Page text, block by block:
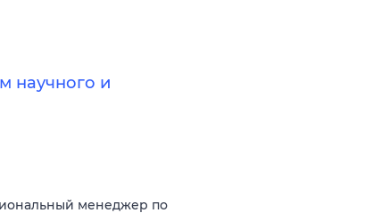
научного и
менеджер по